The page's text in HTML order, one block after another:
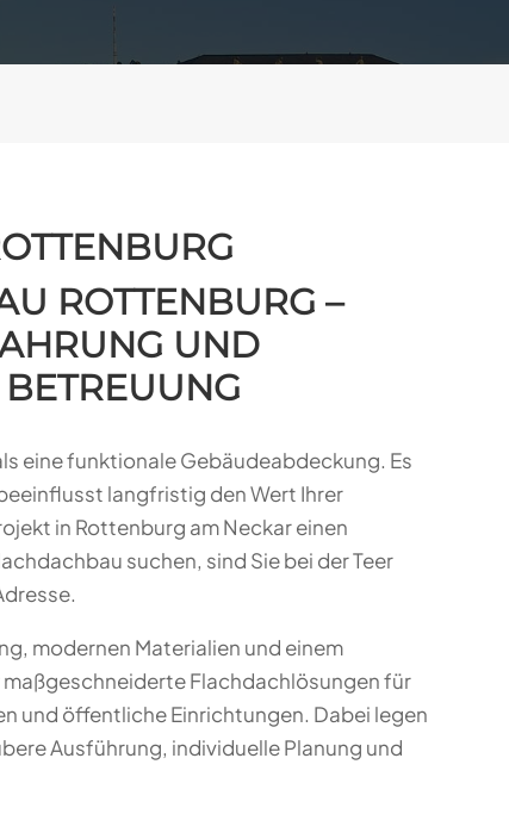
ROTTENBURG –
UND
eine funktionale Gebäudeabdeckung. Es
langfristig den Wert Ihrer
in Rottenburg am Neckar einen
suchen, sind Sie bei der Teer
modernen Materialien und einem
Flachdachlösungen für
und öffentliche Einrichtungen. Dabei legen
Ausführung, individuelle Planung und